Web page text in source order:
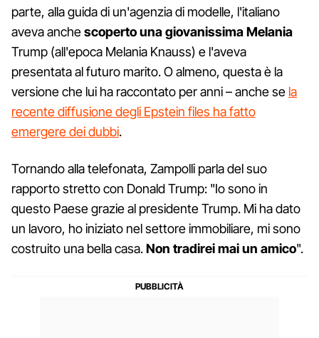
parte, alla guida di un'agenzia di modelle, l'italiano
aveva anchescoperto una giovanissima Melania
Trump (all'epoca Melania Knauss) e l'aveva
presentata al futuro marito. O almeno, questa è la
versione che lui ha raccontato per anni – anche se la
recente diffusione degli Epstein files ha fatto
emergere dei dubbi.
Tornando alla telefonata, Zampolli parla del suo
rapporto stretto con Donald Trump: "Io sono in
questo Paese grazie al presidente Trump. Mi ha dato
un lavoro, ho iniziato nel settore immobiliare, mi sono
costruito una bella casa.Non tradirei mai un amico".